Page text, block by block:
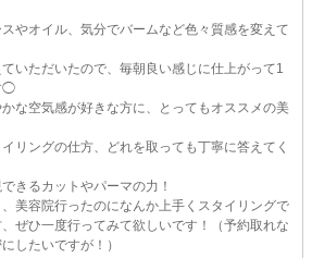
やオイル、気分でバームなど色々質感を変えて
いただいたので、毎朝良い感じに仕上がって1
◯
な空気感が好きな方に、とってもオススメの美
リングの仕方、どれを取っても丁寧に答えてく
きるカットやパーマの力！
美容院行ったのになんか上手くスタイリングで
ぜひ一度行ってみて欲しいです！（予約取れな
したいですが！）